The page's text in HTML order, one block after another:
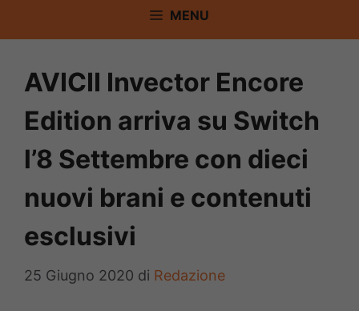
MENU
AVICII Invector Encore
Edition arriva su Switch
l’8 Settembre con dieci
nuovi brani e contenuti
esclusivi
25 Giugno 2020 di Redazione